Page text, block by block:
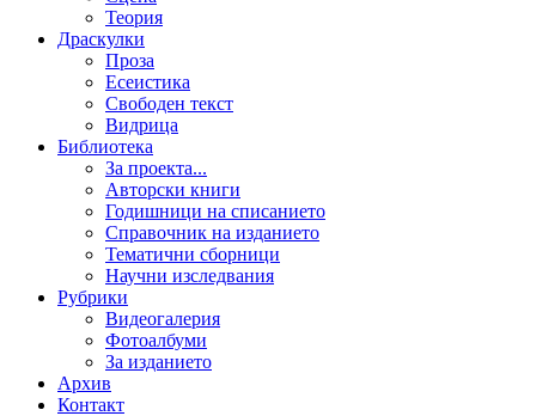
Теория
Драскулки
Проза
Есеистика
Свободен текст
Видрица
Библиотека
За проекта...
Авторски книги
Годишници на списанието
Справочник на изданието
Тематични сборници
Научни изследвания
Рубрики
Видеогалерия
Фотоалбуми
За изданието
Архив
Контакт